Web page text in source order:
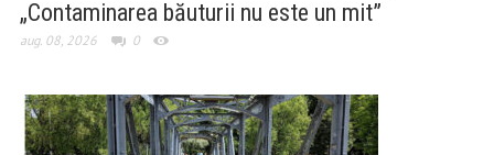
„Contaminarea băuturii nu este un mit”
aug. 08, 2026 0